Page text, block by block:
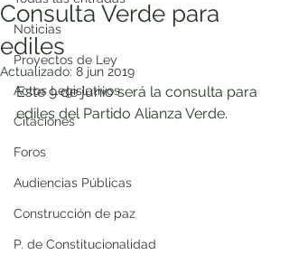
Noticias
Proyectos de Ley
Actos Legislativos
Citaciones
Foros
Audiencias Públicas
Construcción de paz
P. de Constitucionalidad
Consulta Verde para
ediles
Actualizado: 8 jun 2019
Este 9 de junio será la consulta para
ediles del Partido Alianza Verde.